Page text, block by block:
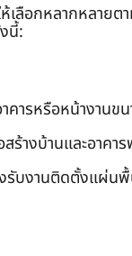
เลือกหลากหลายต
นี้:
คารหรือหน้างานข
ร้างบ้านและอาคา
รับงานติดตั้งแผ่น